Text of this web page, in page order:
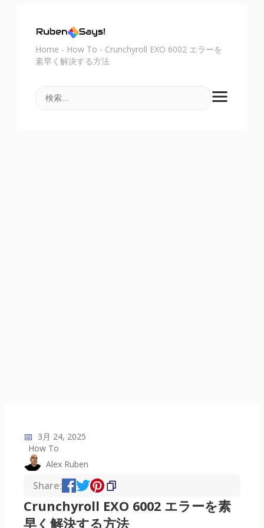
Home - How To - Crunchyroll EXO 6002 エラーを
素早く解決する方法
📅 3月 24, 2025
How To
Alex Ruben
Share:
Crunchyroll EXO 6002 エラーを素
早く解決する方法